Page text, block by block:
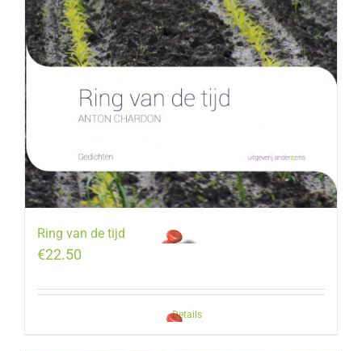
Ring van de tijd
€22.50
Details